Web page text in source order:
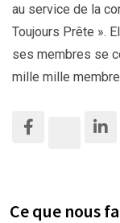
au service de la
Toujours Prête ».
ses membres se
mille mille
Ce que nous